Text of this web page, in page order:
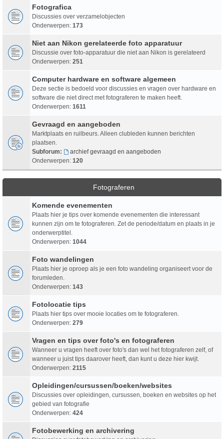
Fotografica
Discussies over verzamelobjecten
Onderwerpen: 173
Niet aan Nikon gerelateerde foto apparatuur
Discussie over foto-apparatuur die niet aan Nikon is gerelateerd
Onderwerpen: 251
Computer hardware en software algemeen
Deze sectie is bedoeld voor discussies en vragen over hardware en
software die niet direct met fotograferen te maken heeft.
Onderwerpen: 1611
Gevraagd en aangeboden
Marktplaats en ruilbeurs. Alleen clubleden kunnen berichten
plaatsen.
Subforum:
archief gevraagd en aangeboden
Onderwerpen: 120
Fotograferen
Komende evenementen
Plaats hier je tips over komende evenementen die interessant
kunnen zijn om te fotograferen. Zet de periode/datum en plaats in je
onderwerptitel.
Onderwerpen: 1044
Foto wandelingen
Plaats hier je oproep als je een foto wandeling organiseert voor de
forumleden.
Onderwerpen: 143
Fotolocatie tips
Plaats hier tips over mooie locaties om te fotograferen.
Onderwerpen: 279
Vragen en tips over foto's en fotograferen
Wanneer u vragen heeft over foto's dan wel het fotograferen zelf, of
wanneer u juist tips daarover heeft, dan kunt u deze hier kwijt.
Onderwerpen: 2115
Opleidingen/cursussen/boeken/websites
Discussies over opleidingen, cursussen, boeken en websites op het
gebied van fotografie
Onderwerpen: 424
Fotobewerking en archivering